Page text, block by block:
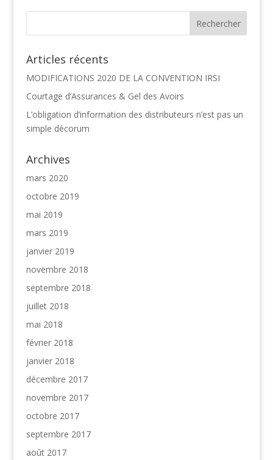
Articles récents
MODIFICATIONS 2020 DE LA CONVENTION IRSI
Courtage d’Assurances & Gel des Avoirs
L’obligation d’information des distributeurs n’est pas un
simple décorum
Archives
mars 2020
octobre 2019
mai 2019
mars 2019
janvier 2019
novembre 2018
septembre 2018
juillet 2018
mai 2018
février 2018
janvier 2018
décembre 2017
novembre 2017
octobre 2017
septembre 2017
août 2017